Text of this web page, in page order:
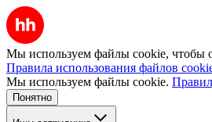
Мы используем файлы cookie, чтобы
Правила использования файлов
Мы используем файлы cookie.
Понятно